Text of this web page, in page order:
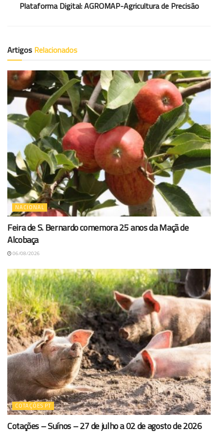
Plataforma Digital: AGROMAP-Agricultura de Precisão
Artigos Relacionados
NACIONAL
Feira de S. Bernardo comemora 25 anos da Maçã de
Alcobaça
06/08/2026
COTAÇÕES PT
Cotações – Suínos – 27 de julho a 02 de agosto de 2026